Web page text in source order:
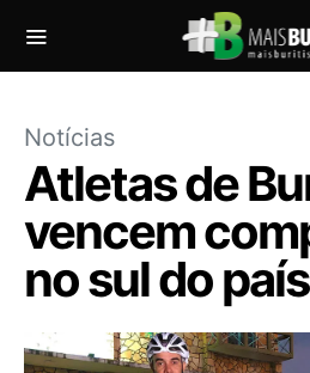
Notícias
Atletas de
vencem
no sul do país